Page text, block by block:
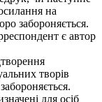
на
забороняється.
є автор
творів
для осіб